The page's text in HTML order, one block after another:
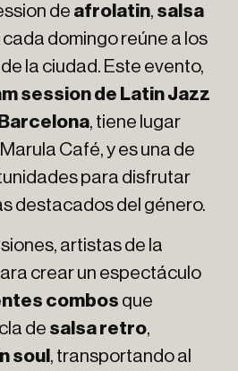
de afrolatin, salsa
cada domingo reúne a los
la ciudad. Este evento,
session de Latin Jazz
, tiene lugar
Café, y es una de
para disfrutar
destacados del género.
artistas de la
crear un espectáculo
combos que
de salsa retro,
soul , transportando al